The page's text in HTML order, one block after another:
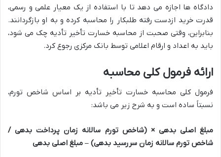
دادگاه ها اجازه می دهد تا با استفاده از یک معیار علمی و رسمی،
قدرت خرید ازدست رفته طلبکار را محاسبه کرده و به او بازگردانند.
بنابراین، وقتی صحبت از محاسبه خسارت تأخیر تأدیه چک می شود،
باید به اعداد و ارقام اعلامی توسط بانک مرکزی رجوع کرد.
ارائه فرمول کلی محاسبه
فرمول کلی محاسبه خسارت تأخیر تأدیه بر اساس شاخص تورم،
نسبتاً ساده است و به شرح زیر می باشد:
مبلغ اصلی بدهی × (شاخص تورم سالانه زمان پرداخت بدهی /
شاخص تورم سالانه زمان سررسید بدهی) – مبلغ اصلی بدهی